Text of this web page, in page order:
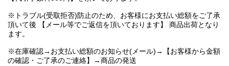
※トラブル(受取拒否)防止のため、お客様にお支払い総額をご了承
頂いて後 【メール等でご返信を頂いております】 商品出荷となり
ます。
※在庫確認→お支払い総額のお知らせ(メール)→【お客様から金額
の確認・ご了承のご連絡】→商品の発送